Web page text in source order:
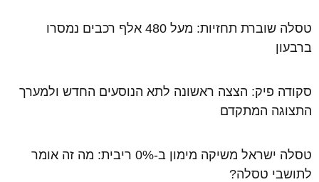
טסלה שוברת תחזיות: מעל 480 אלף רכבים נמסרו
ברבעון
סקודה פיק: הצצה ראשונה לתא הנוסעים החדש ולמערך
התצוגה המתקדם
טסלה ישראל משיקה מימון ב-0% ריבית: מה זה אומר
לתושבי טסלה?